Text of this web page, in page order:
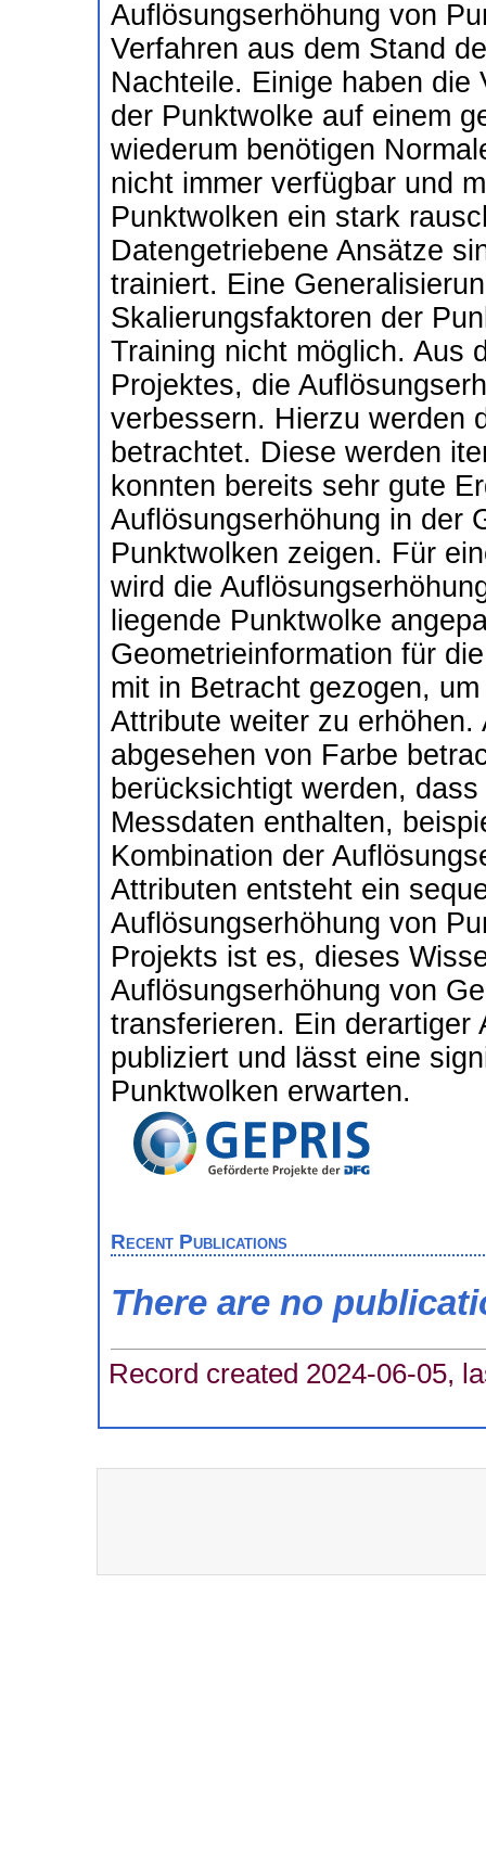
Auflösungserhöhung von
Verfahren aus dem Stand
Nachteile. Einige haben
der Punktwolke auf einem
wiederum benötigen
nicht immer verfügbar und
Punktwolken ein stark
Datengetriebene Ansätze
trainiert. Eine
Skalierungsfaktoren der
Training nicht möglich. Aus
Projektes, die
verbessern. Hierzu werden
betrachtet. Diese werden
konnten bereits sehr gute
Auflösungserhöhung in der
Punktwolken zeigen. Für
wird die
liegende Punktwolke
Geometrieinformation für
mit in Betracht gezogen,
Attribute weiter zu
abgesehen von Farbe
berücksichtigt werden,
Messdaten enthalten,
Kombination der
Attributen entsteht ein
Auflösungserhöhung von
Projekts ist es, dieses
Auflösungserhöhung von
transferieren. Ein
publiziert und lässt eine
Punktwolken erwarten.
Recent Publications
There are no
Record created 2024-06-05,